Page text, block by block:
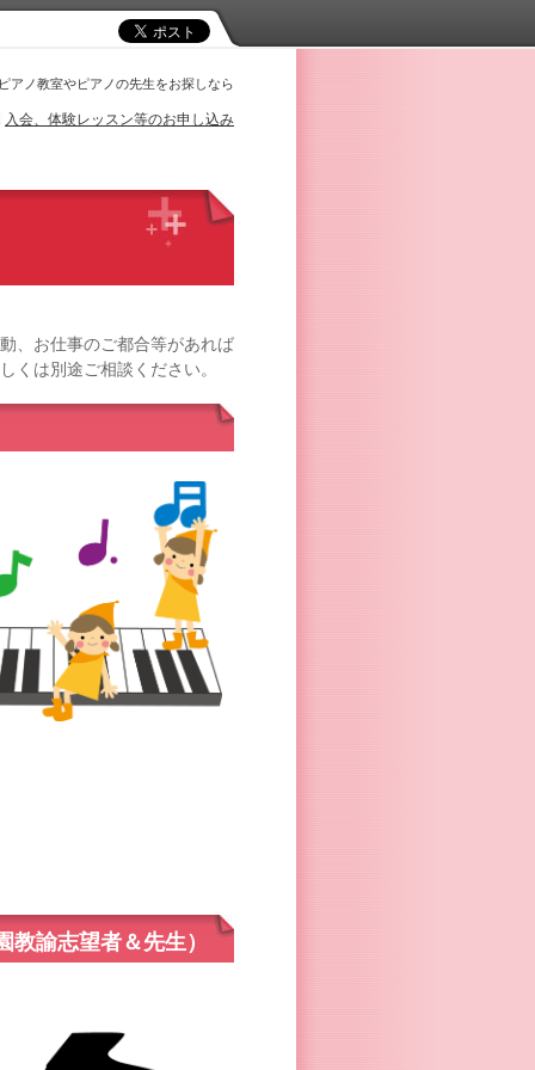
アノ教室やピアノの先生をお探しなら
入会、体験レッスン等のお申し込み
、お仕事のご都合等があれば
くは別途ご相談ください。
諭志望者＆先生）